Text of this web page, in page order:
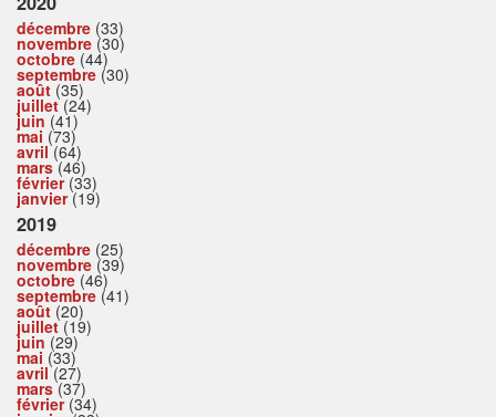
décembre (33)
novembre (30)
octobre (44)
septembre (30)
août (35)
juillet(24)
juin (41)
mai (73)
avril(64)
mars(46)
février(33)
janvier(19)
2019
décembre (25)
novembre (39)
octobre (46)
septembre (41)
août (20)
juillet(19)
juin (29)
mai (33)
avril(27)
mars(37)
février(34)